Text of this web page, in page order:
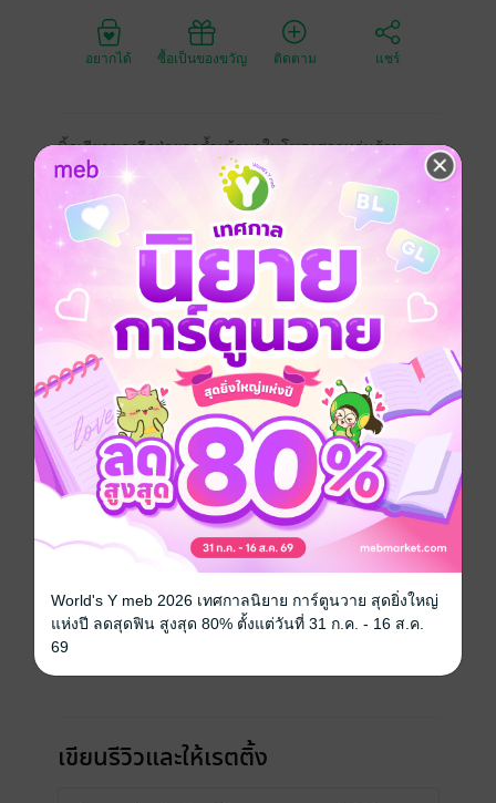
อยากได้ ซื้อเป็นของขวัญ ติดตาม แชร์
นิ้วเรียวของอีกฝ่ายรุกล้ำเข้ามาในโพรงสวาทอุ่นร้อน
Girl love / Yuri โรแมนติก โรมานซ์
18+
ประเภทไฟล์ pdf, epub (สารบัญ)
วันที่วางขาย 17 มิถุนายน 2568
ความยาว 271 หน้า (≈ 51,069 คำ)
ราคาปก 99 บาท
เรื่องที่คุณน่าจะสนใจ
เขียนรีวิวและให้เรตติ้ง
World's Y meb 2026 เทศกาลนิยาย การ์ตูนวาย สุดยิ่งใหญ่
แห่งปี ลดสุดฟิน สูงสุด 80% ตั้งแต่วันที่ 31 ก.ค. - 16 ส.ค.
69